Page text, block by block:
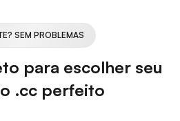
SEM PROBLEMAS
para escolher seu
.cc perfeito